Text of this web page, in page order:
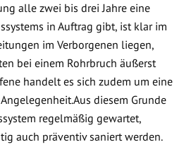
alle zwei bis drei Jahre eine
in Auftrag gibt, ist klar im
im Verborgenen liegen,
bei einem Rohrbruch äußerst
handelt es sich zudem um eine
diesem Grunde
regelmäßig gewartet,
auch präventiv saniert werden.